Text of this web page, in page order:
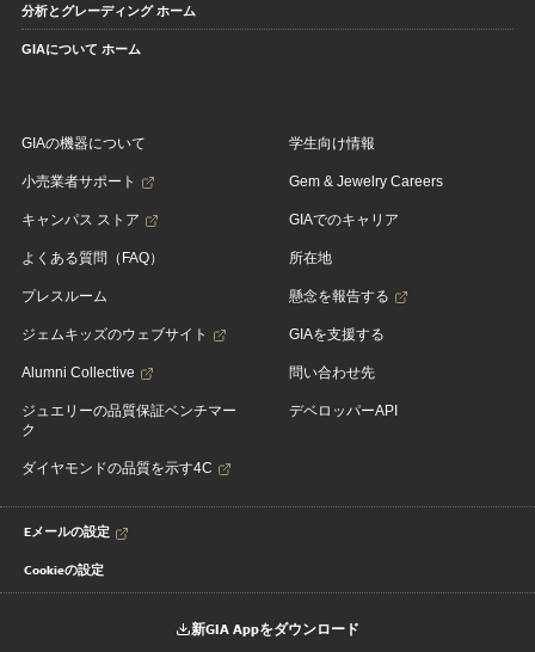
分析とグレーディング ホーム
GIAについて ホーム
GIAの機器について
小売業者サポート
キャンパス ストア
よくある質問（FAQ）
プレスルーム
ジェムキッズのウェブサイト
Alumni Collective
ジュエリーの品質保証ベンチマー
ク
ダイヤモンドの品質を示す4C
学生向け情報
Gem & Jewelry Careers
GIAでのキャリア
所在地
懸念を報告する
GIAを支援する
問い合わせ先
デベロッパーAPI
Eメールの設定
Cookieの設定
新GIA Appをダウンロード